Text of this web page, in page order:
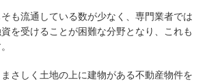
そも流通している数が少なく、専門業者では
を受けることが困難な分野となり、これも
まさしく土地の上に建物がある不動産物件を